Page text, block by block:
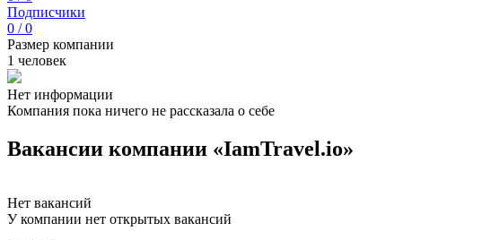
Подписчики
0 / 0
Размер компании
1 человек
Нет информации
Компания пока ничего не рассказала о себе
Вакансии компании «IamTravel.io»
Нет вакансий
У компании нет открытых вакансий